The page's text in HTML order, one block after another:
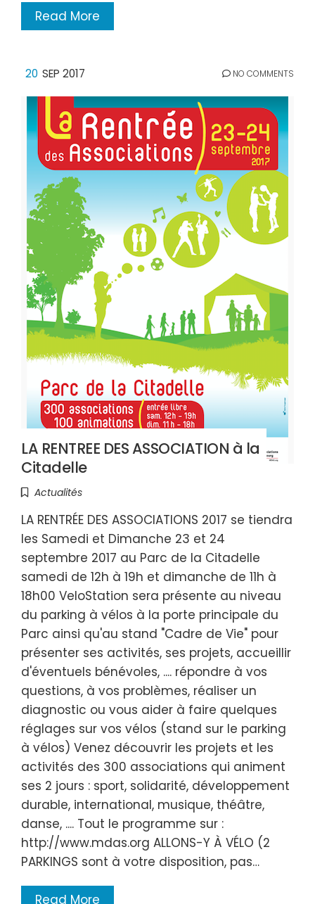
Read More
20 SEP 2017 NO COMMENTS
LA RENTREE DES ASSOCIATION à la
Citadelle
Actualités
LA RENTRÉE DES ASSOCIATIONS 2017 se tiendra
les Samedi et Dimanche 23 et 24
septembre 2017 au Parc de la Citadelle
samedi de 12h à 19h et dimanche de 11h à
18h00 VeloStation sera présente au niveau
du parking à vélos à la porte principale du
Parc ainsi qu'au stand "Cadre de Vie" pour
présenter ses activités, ses projets, accueillir
d'éventuels bénévoles, .... répondre à vos
questions, à vos problèmes, réaliser un
diagnostic ou vous aider à faire quelques
réglages sur vos vélos (stand sur le parking
à vélos) Venez découvrir les projets et les
activités des 300 associations qui animent
ses 2 jours : sport, solidarité, développement
durable, international, musique, théâtre,
danse, .... Tout le programme sur :
http://www.mdas.org ALLONS-Y À VÉLO (2
PARKINGS sont à votre disposition, pas…
Read More